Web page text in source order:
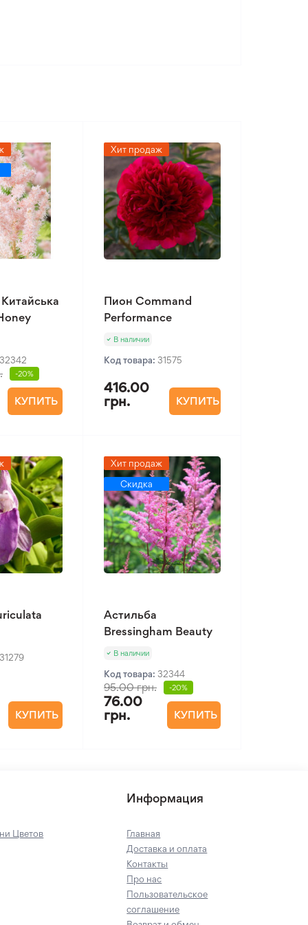
32342
-20%
КУПИТЬ
Хит продаж
Пион Command
Performance
В наличии
Код товара: 31575
416.00
грн.
КУПИТЬ
31279
КУПИТЬ
Хит продаж
Скидка
Астильба
Bressingham Beauty
В наличии
Код товара: 32344
95.00 грн. -20%
76.00
грн.
КУПИТЬ
Цветов
Информация
Главная
Доставка и оплата
Контакты
Про нас
Пользовательское
соглашение